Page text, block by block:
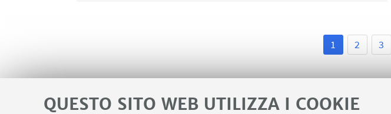
QUESTO SITO WEB UTILIZZA I COOKIE
1 2 3